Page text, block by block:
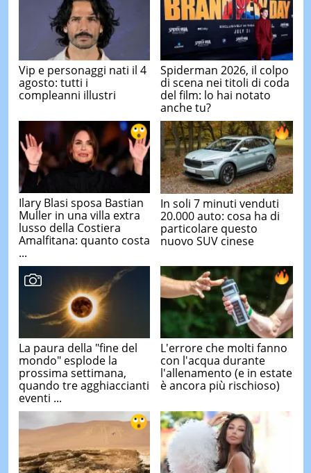
Vip e personaggi nati il 4
agosto: tutti i
compleanni illustri
Spiderman 2026, il colpo
di scena nei titoli di coda
del film: lo hai notato
anche tu?
Ilary Blasi sposa Bastian
Muller in una villa extra
lusso della Costiera
Amalfitana: quanto costa
...
In soli 7 minuti venduti
20.000 auto: cosa ha di
particolare questo
nuovo SUV cinese
La paura della "fine del
mondo" esplode la
prossima settimana,
quando tre agghiaccianti
eventi ...
L'errore che molti fanno
con l'acqua durante
l'allenamento (e in estate
è ancora più rischioso)